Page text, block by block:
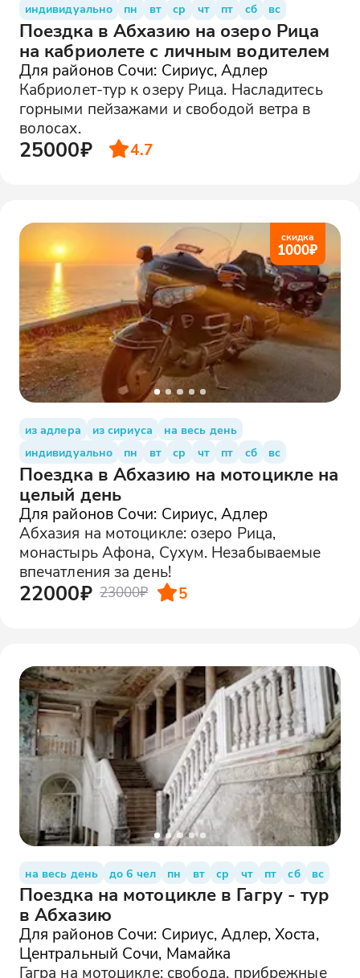
индивидуально
пн вт ср чт пт сб вс
Поездка в Абхазию на озеро Рица
на кабриолете с личным водителем
Для районов Сочи: Сириус, Адлер
Кабриолет-тур к озеру Рица. Насладитесь
горными пейзажами и свободой ветра в
волосах.
25000₽ 4.7
скидка
1000₽
из адлера из сириуса
на весь день
индивидуально
пн вт ср чт пт сб вс
Поездка в Абхазию на мотоцикле на
целый день
Для районов Сочи: Сириус, Адлер
Абхазия на мотоцикле: озеро Рица,
монастырь Афона, Сухум. Незабываемые
впечатления за день!
22000₽ 23000₽ 5
на весь день до 6 чел пн вт ср чт пт сб вс
Поездка на мотоцикле в Гагру - тур
в Абхазию
Для районов Сочи: Сириус, Адлер, Хоста,
Центральный Сочи, Мамайка
Гагра на мотоцикле: свобода, прибрежные